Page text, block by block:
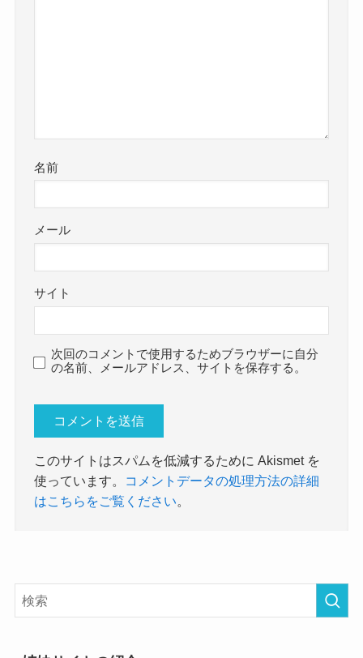
名前
メール
サイト
次回のコメントで使用するためブラウザーに自分
の名前、メールアドレス、サイトを保存する。
このサイトはスパムを低減するために Akismet を
使っています。
コメントデータの処理方法の詳細
はこちらをご覧ください。